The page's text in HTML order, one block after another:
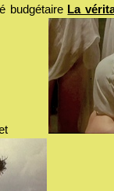
budgétaire La
et